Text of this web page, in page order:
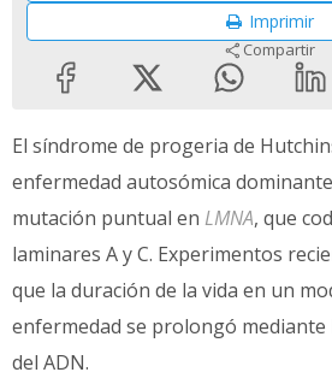
Imprimir
Compartir
El síndrome de progeria de
enfermedad autosómica
mutación puntual en LMNA, que
laminares A y C. Experimentos
que la duración de la vida en un
enfermedad se prolongó mediante
del ADN.